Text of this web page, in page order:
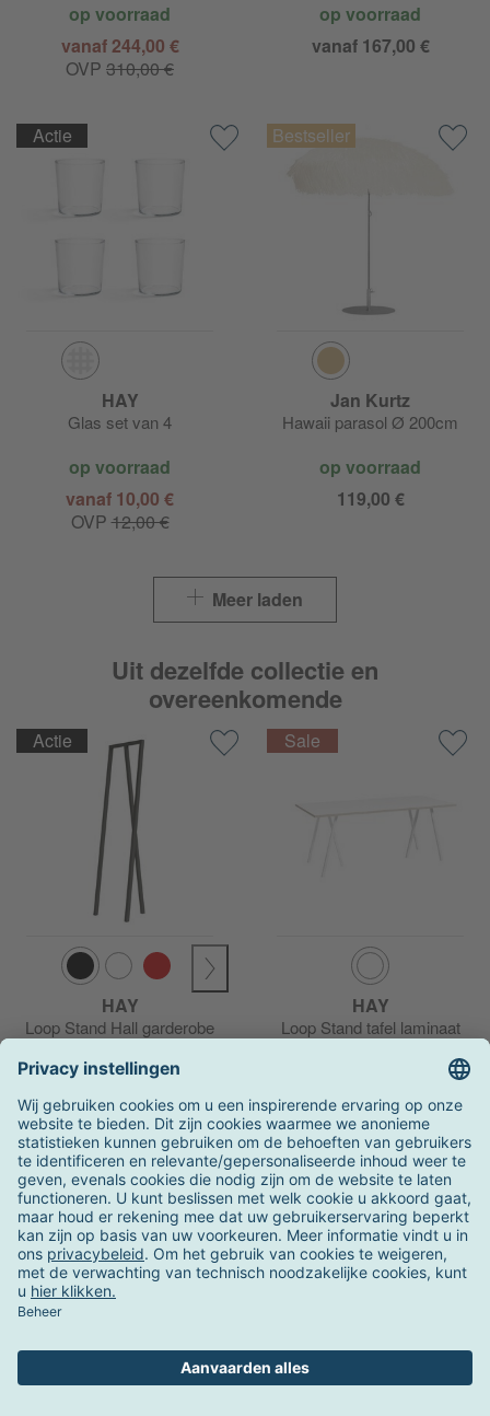
op voorraad
vanaf 244,00 €
OVP 310,00 €
op voorraad
vanaf 167,00 €
Actie
HAY
Glas set van 4
op voorraad
vanaf 10,00 €
OVP12,00 €
Jan Kurtz
Hawaii parasol Ø 200cm
op voorraad
119,00 €
Meer laden
Uit dezelfde collectie en
overeenkomende
Actie
HAY
Loop Stand Hall garderobe
op voorraad
vanaf 207,00 €
OVP259,00 €
HAY
Loop Stand tafel laminaat
vanaf 710,00 €
OVP889,00 €
Actie